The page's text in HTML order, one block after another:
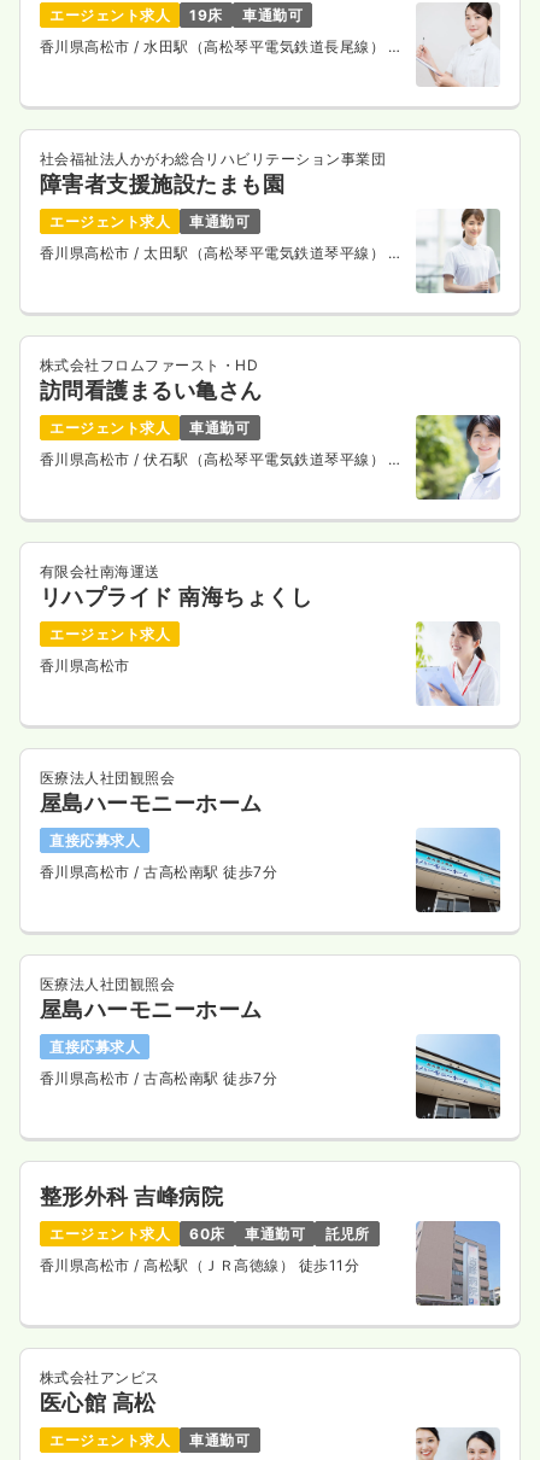
エージェント求人 19床
車通勤可
香川県高松市 / 水田駅（高松琴平電気鉄道長尾線） 車
社会福祉法人かがわ総合リハビリテーション事業団
障害者支援施設たまも園
エージェント求人
車通勤可
香川県高松市 / 太田駅（高松琴平電気鉄道琴平線） 車
株式会社フロムファースト・HD
訪問看護まるい亀さん
エージェント求人
車通勤可
香川県高松市 / 伏石駅（高松琴平電気鉄道琴平線） 徒
有限会社南海運送
リハプライド 南海ちょくし
エージェント求人
香川県高松市
医療法人社団観照会
屋島ハーモニーホーム
直接応募求人
香川県高松市 / 古高松南駅 徒歩7分
医療法人社団観照会
屋島ハーモニーホーム
直接応募求人
香川県高松市 / 古高松南駅 徒歩7分
整形外科 吉峰病院
エージェント求人 60床 車通勤可
託児所
香川県高松市 / 高松駅（ＪＲ高徳線） 徒歩11分
株式会社アンビス
医心館 高松
エージェント求人 車通勤可